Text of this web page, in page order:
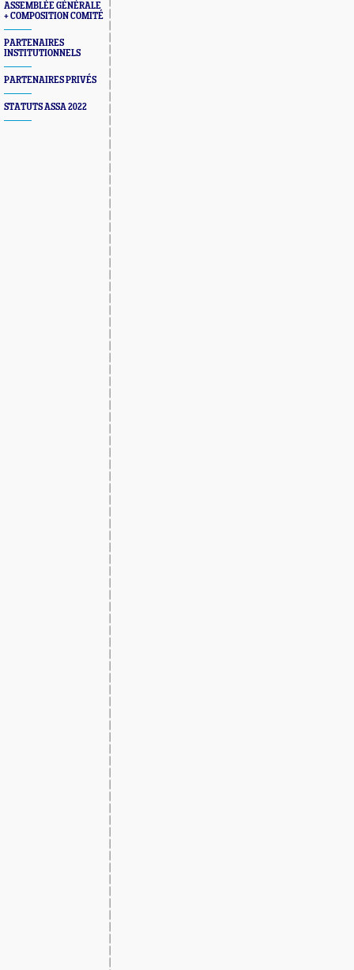
ASSEMBLÉE GÉNÉRALE
+ COMPOSITION COMITÉ
PARTENAIRES
INSTITUTIONNELS
PARTENAIRES PRIVÉS
STATUTS ASSA 2022